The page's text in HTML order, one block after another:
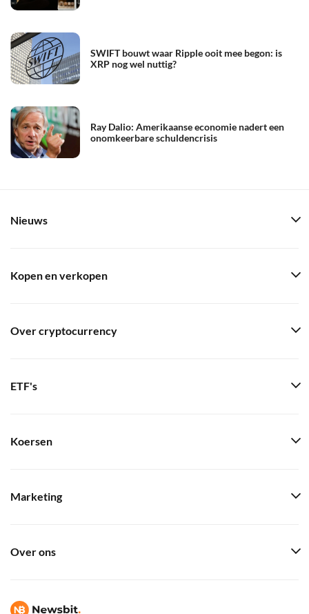
SWIFT bouwt waar Ripple ooit mee begon: is
XRP nog wel nuttig?
Ray Dalio: Amerikaanse economie nadert een
onomkeerbare schuldencrisis
Nieuws
Kopen en verkopen
Over cryptocurrency
ETF's
Koersen
Marketing
Over ons